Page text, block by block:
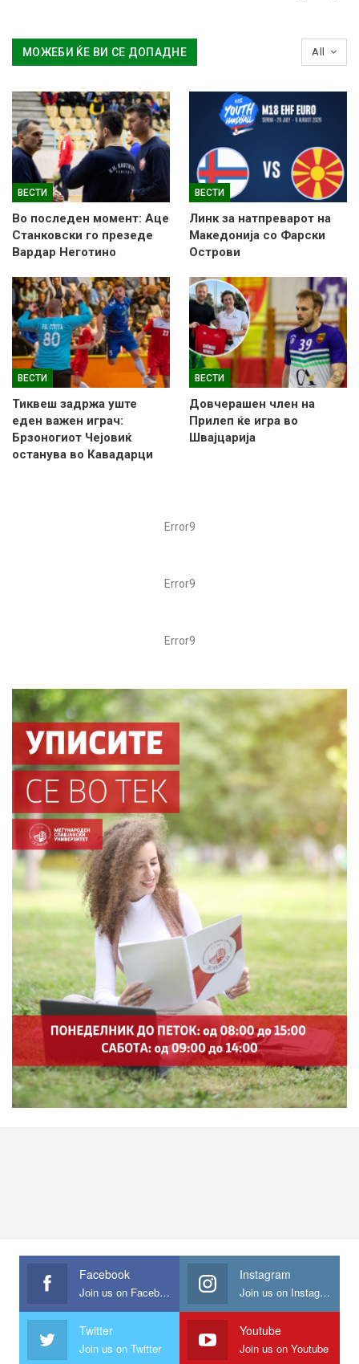
All
МОЖЕБИ ЌЕ ВИ СЕ ДОПАДНЕ
ВЕСТИ
Во последен момент: Аце
Станковски го презеде
Вардар Неготино
ВЕСТИ
Линк за натпреварот на
Македонија со Фарски
Острови
ВЕСТИ
Тиквеш задржа уште
еден важен играч:
Брзоногиот Чејовиќ
останува во Кавадарци
ВЕСТИ
Довчерашен член на
Прилеп ќе игра во
Швајцарија
Error9
Error9
Error9
Facebook
Join us on Facebook
Instagram
Join us on Instagram
Twitter
Join us on Twitter
Youtube
Join us on Youtube